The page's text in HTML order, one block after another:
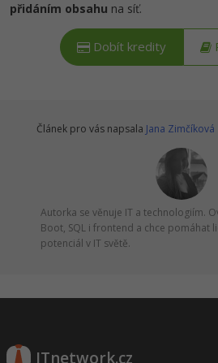
přidáním obsahu na síť.
Dobít kredity
Článek pro vás napsala Jana Zimčíková
Autorka se věnuje IT a technologiím.
Boot, SQL i frontend a chce pomáhat
potenciál v IT světě.
ITnetwork.cz